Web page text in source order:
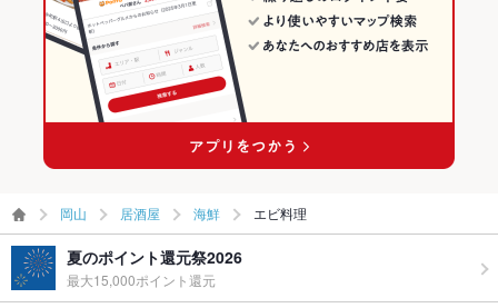
岡山 居酒屋 海鮮 エビ料理
夏のポイント還元祭2026
最大15,000ポイント還元